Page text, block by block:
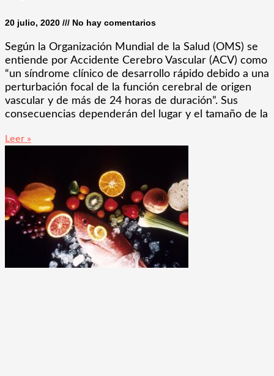
20 julio, 2020 No hay comentarios
Según la Organización Mundial de la Salud (OMS) se
entiende por Accidente Cerebro Vascular (ACV) como
“un síndrome clínico de desarrollo rápido debido a una
perturbación focal de la función cerebral de origen
vascular y de más de 24 horas de duración”. Sus
consecuencias dependerán del lugar y el tamaño de la
Leer »